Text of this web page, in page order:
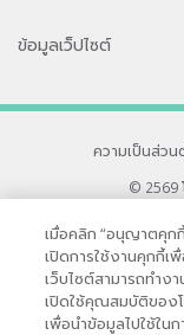
ข้อมูลเว็ปไซต์
ความเป็นส่วน
© 2569
33 สุขุมวิท ซอ
หากท่านมีข้อ
เมื่อคลิก “อนุญาตคุก
เปิดการใช้งานคุกกี้เ
เว็บไซต์สามารถทำง
เปิดใช้คุณสมบัติของโ
เพื่อนำข้อมูลไปใช้ใน